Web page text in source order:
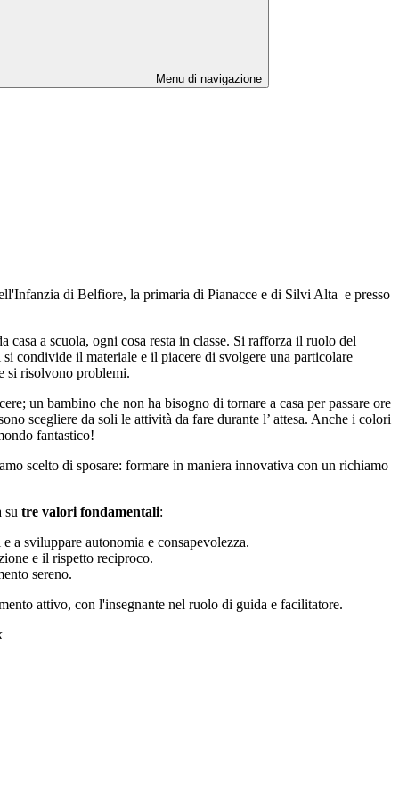
Menu di navigazione
di Belfiore, la primaria di Pianacce e di Silvi Alta e presso
a scuola, ogni cosa resta in classe. Si rafforza il ruolo del
condivide il materiale e il piacere di svolgere una particolare
si risolvono problemi.
un bambino che non ha bisogno di tornare a casa per passare ore
scegliere da soli le attività da fare durante l’ attesa. Anche i colori
fantastico!
scelto di sposare: formare in maniera innovativa con un richiamo
su tre valori fondamentali:
a sviluppare autonomia e consapevolezza.
e il rispetto reciproco.
sereno.
attivo, con l'insegnante nel ruolo di guida e facilitatore.